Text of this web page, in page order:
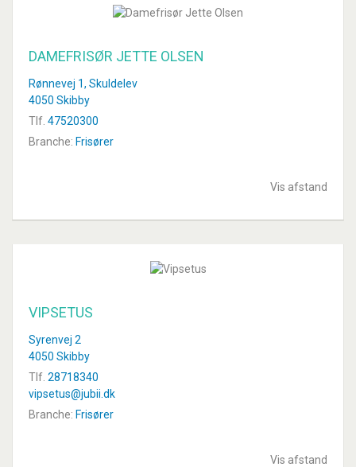
DAMEFRISØR JETTE OLSEN
Rønnevej 1, Skuldelev
4050 Skibby
Tlf. 47520300
Branche: Frisører
Vis afstand
VIPSETUS
Syrenvej 2
4050 Skibby
Tlf. 28718340
vipsetus@jubii.dk
Branche: Frisører
Vis afstand